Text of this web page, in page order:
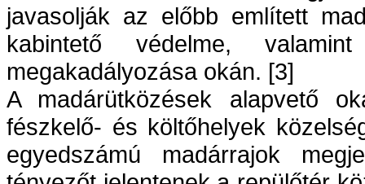
javasolják az előbb említett
kabintető védelme,
megakadályozása okán. [3]
A madárütközések alapvető
fészkelő- és költőhelyek
egyedszámú madárrajok